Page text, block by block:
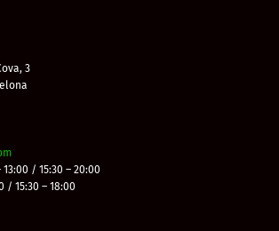
3
/ 15:30 – 20:00
/ 15:30 – 18:00